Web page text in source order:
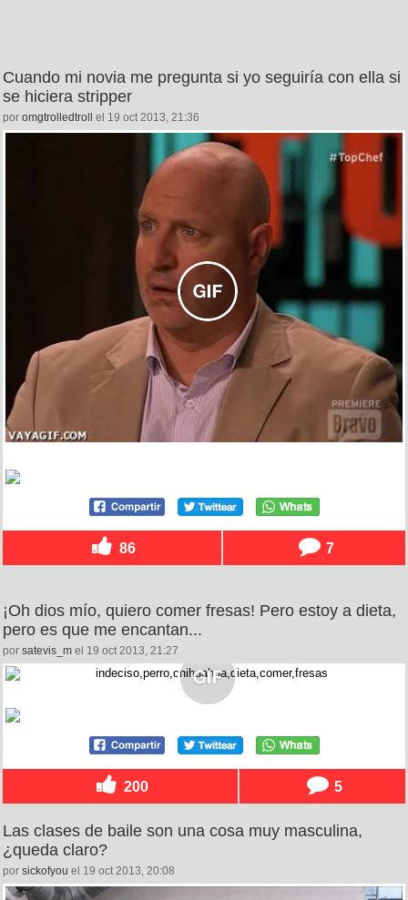
Cuando mi novia me pregunta si yo seguiría con ella si
se hiciera stripper
por omgtrolledtroll el 19 oct 2013, 21:36
86 7
¡Oh dios mío, quiero comer fresas! Pero estoy a dieta,
pero es que me encantan...
por satevis_m el 19 oct 2013, 21:27
200 5
Las clases de baile son una cosa muy masculina,
¿queda claro?
por sickofyou el 19 oct 2013, 20:08